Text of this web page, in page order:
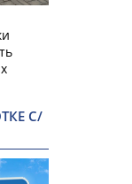
С/